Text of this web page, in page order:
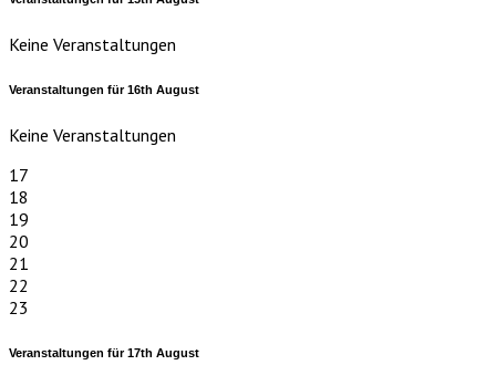
Keine Veranstaltungen
Veranstaltungen für16th August
Keine Veranstaltungen
17
18
19
20
21
22
23
Veranstaltungen für17th August